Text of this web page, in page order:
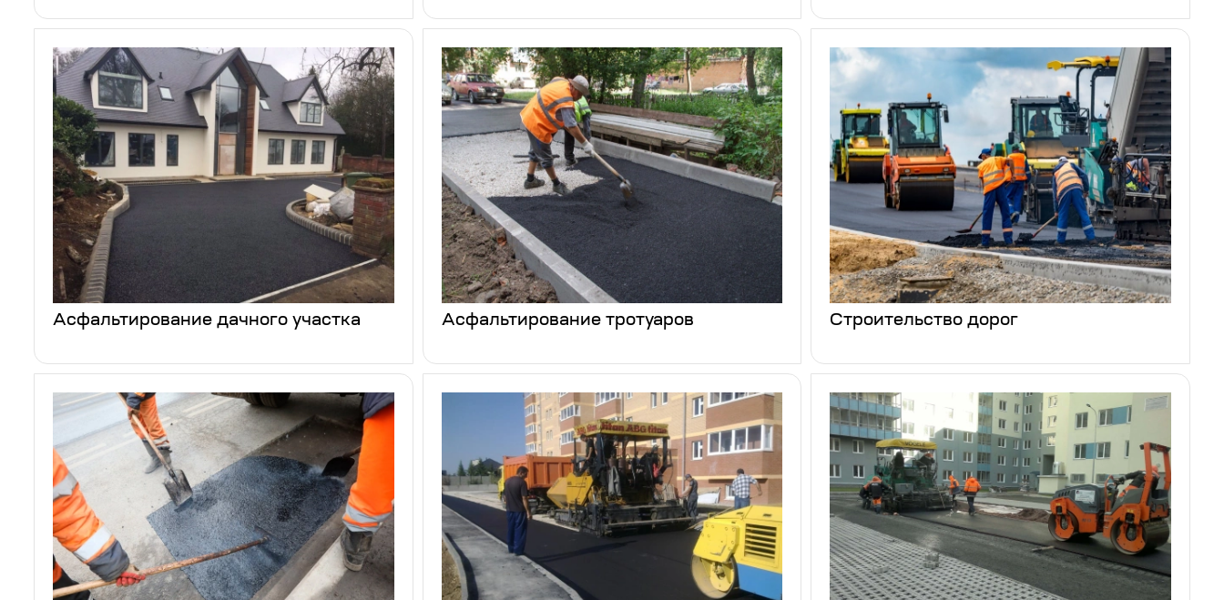
Асфальтирование дачного участка Асфальтирование тротуаров Строительство дорог